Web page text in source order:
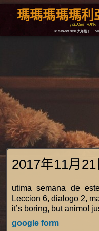
瑪瑪瑪瑪瑪利
¡HOLA,SOY MARÍA
IX GRADO 9999 九年級！
2017年11月
utima semana de
Leccion 6, dialogo 2,
it’s boring, but animo!
google form